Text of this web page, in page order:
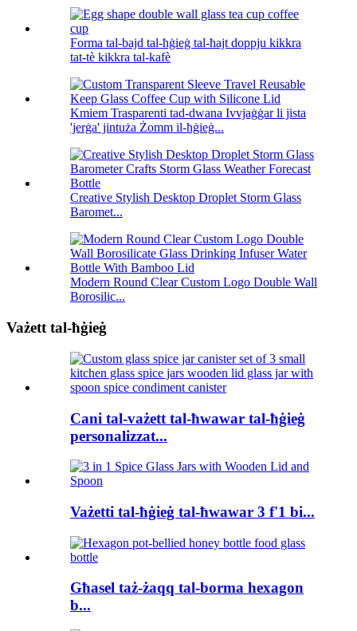
Forma tal-bajd tal-ħġieġ tal-ħajt doppju kikkra
tat-tè kikkra tal-kafè
Kmiem Trasparenti tad-dwana Ivvjaġġar li jista
'jerġa' jintuża Żomm il-ħġieġ...
Creative Stylish Desktop Droplet Storm Glass
Baromet...
Modern Round Clear Custom Logo Double Wall
Borosilic...
Vażett tal-ħġieġ
Cani tal-vażett tal-ħwawar tal-ħġieġ
personalizzat...
Vażetti tal-ħġieġ tal-ħwawar 3 f'1 bi...
Għasel taż-żaqq tal-borma hexagon
b...